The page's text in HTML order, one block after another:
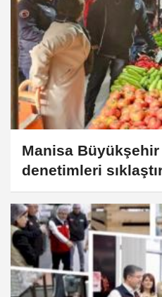
Manisa Büyükşehir
denetimleri